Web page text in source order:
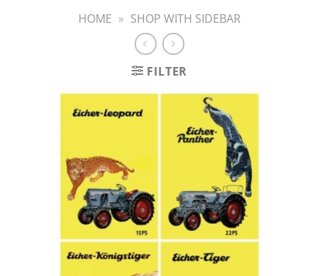
HOME » SHOP WITH SIDEBAR
FILTER